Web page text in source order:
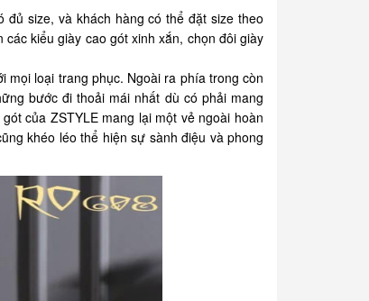
size, và khách hàng có thể đặt size theo
kiểu giày cao gót xinh xắn, chọn đôi giày
mọi loại trang phục. Ngoài ra phía trong còn
bước đi thoải mái nhất dù có phải mang
của ZSTYLE mang lại một vẻ ngoài hoàn
khéo léo thể hiện sự sành điệu và phong